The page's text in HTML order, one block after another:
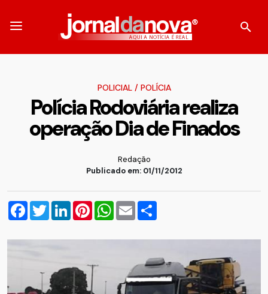
POLICIAL/ POLÍCIA
Polícia Rodoviária realiza
operação Dia de Finados
Redação
Publicado em: 01/11/2012
Facebook
TwitterLinkedInPinterestWhatsApp
Email